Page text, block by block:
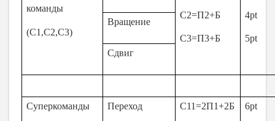
команды
(С1,С2,С3)
С2=П2+Б
С3=П3+Б
4pt
5pt
Вращение
Сдвиг
Суперкоманды Переход С11=2П1+2Б 6pt